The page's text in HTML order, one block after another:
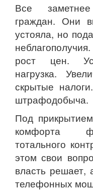
Все
граждан. Они
устояла, но
рост цен.
нагрузка.
скрытые
штрафодобыча.
Под
комфорта
тотального
этом свои
власть решает,
телефонных